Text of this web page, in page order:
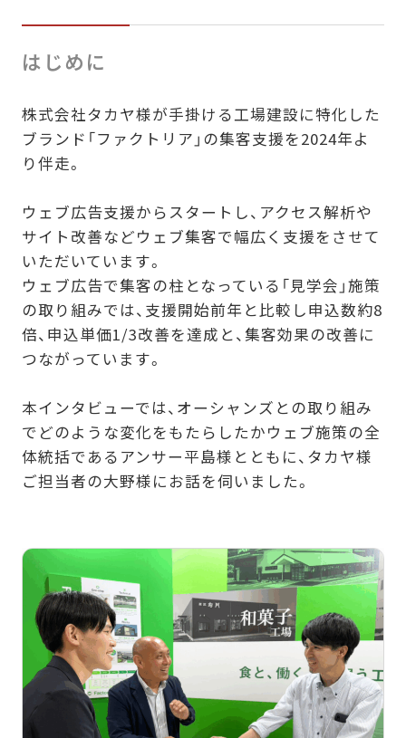
はじめに
株式会社タカヤ様が手掛ける工場建設に特化した
ブランド「ファクトリア」の集客支援を2024年よ
り伴走。
ウェブ広告支援からスタートし、アクセス解析や
サイト改善などウェブ集客で幅広く支援をさせて
いただいています。
ウェブ広告で集客の柱となっている「見学会」施策
の取り組みでは、支援開始前年と比較し申込数約8
倍、申込単価1/3改善を達成と、集客効果の改善に
つながっています。
本インタビューでは、オーシャンズとの取り組み
でどのような変化をもたらしたかウェブ施策の全
体統括であるアンサー平島様とともに、タカヤ様
ご担当者の大野様にお話を伺いました。